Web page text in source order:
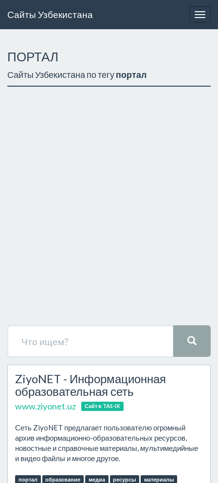
Сайты Узбекистана
ПОРТАЛ
Сайты Узбекистана по тегупортал
ZiyoNET - Информационная
образовательная сеть
www.ziyonet.uz Сайт в TAS-IX
Сеть ZiyoNET предлагает пользователю огромный
архив информационно-образовательных ресурсов,
новостные и справочные материалы, мультимедийные
и видео файлы и многое другое.
портал образование медиа ресурсы материалы